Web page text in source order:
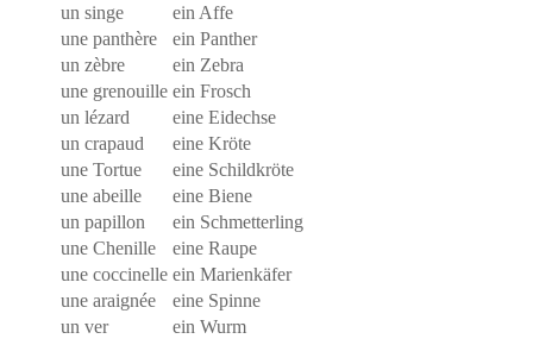
un singe
ein Affe
une panthère
ein Panther
un zèbre
ein Zebra
une grenouille ein Frosch
un lézard
eine Eidechse
un crapaud
eine Kröte
une Tortue
eine Schildkröte
une abeille
eine Biene
un papillon
ein Schmetterling
une Chenille
eine Raupe
une coccinelle ein Marienkäfer
une araignée
eine Spinne
un ver
ein Wurm